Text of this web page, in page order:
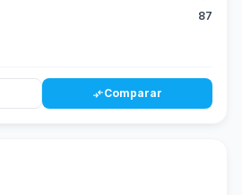
87
compare_arrowsComparar